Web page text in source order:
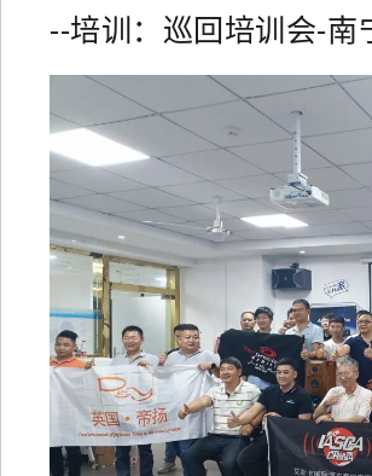
--培训：巡回培训会-